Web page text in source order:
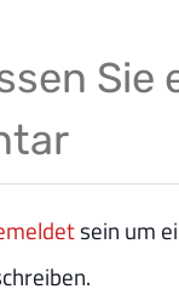
Sie
sein um